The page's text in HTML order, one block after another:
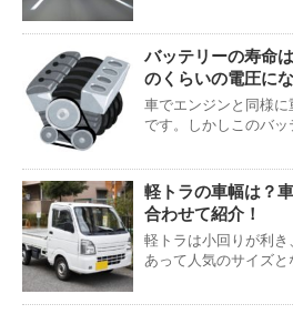
バッテリーの寿命
のくらいの電圧に
車でエンジンと同様に
です。しかしこのバ
軽トラの車幅は？
合わせて紹介！
軽トラは小回りが利
あって人気のサイズ